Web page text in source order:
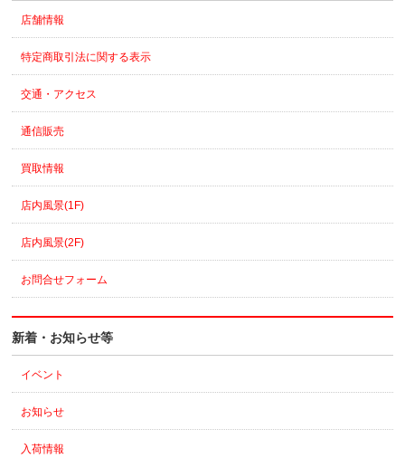
店舗情報
特定商取引法に関する表示
交通・アクセス
通信販売
買取情報
店内風景(1F)
店内風景(2F)
お問合せフォーム
新着・お知らせ等
イベント
お知らせ
入荷情報